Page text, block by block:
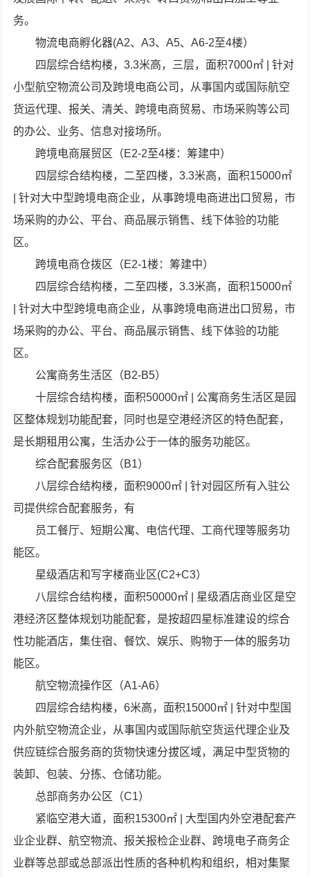
务。
物流电商孵化器(A2、A3、A5、A6-2至4楼）
四层综合结构楼，3.3米高，三层，面积7000㎡ | 针对
小型航空物流公司及跨境电商公司，从事国内或国际航空
货运代理、报关、清关、跨境电商贸易、市场采购等公司
的办公、业务、信息对接场所。
跨境电商展贸区（E2-2至4楼：筹建中）
四层综合结构楼，二至四楼，3.3米高，面积15000㎡
| 针对大中型跨境电商企业，从事跨境电商进出口贸易，市
场采购的办公、平台、商品展示销售、线下体验的功能
区。
跨境电商仓拨区（E2-1楼：筹建中）
四层综合结构楼，二至四楼，3.3米高，面积15000㎡
| 针对大中型跨境电商企业，从事跨境电商进出口贸易，市
场采购的办公、平台、商品展示销售、线下体验的功能
区。
公寓商务生活区（B2-B5）
十层综合结构楼，面积50000㎡ | 公寓商务生活区是园
区整体规划功能配套，同时也是空港经济区的特色配套，
是长期租用公寓，生活办公于一体的服务功能区。
综合配套服务区（B1）
八层综合结构楼，面积9000㎡ | 针对园区所有入驻公
司提供综合配套服务，有
员工餐厅、短期公寓、电信代理、工商代理等服务功
能区。
星级酒店和写字楼商业区(C2+C3）
八层综合结构楼，面积50000㎡ | 星级酒店商业区是空
港经济区整体规划功能配套，是按超四星标准建设的综合
性功能酒店，集住宿、餐饮、娱乐、购物于一体的服务功
能区。
航空物流操作区（A1-A6）
四层综合结构楼，6米高，面积15000㎡ | 针对中型国
内外航空物流企业，从事国内或国际航空货运代理企业及
供应链综合服务商的货物快速分拔区域，满足中型货物的
装卸、包装、分拣、仓储功能。
总部商务办公区（C1）
紧临空港大道，面积15300㎡ | 大型国内外空港配套产
业企业群、航空物流、报关报检企业群、跨境电子商务企
业群等总部或总部派出性质的各种机构和组织，相对集聚